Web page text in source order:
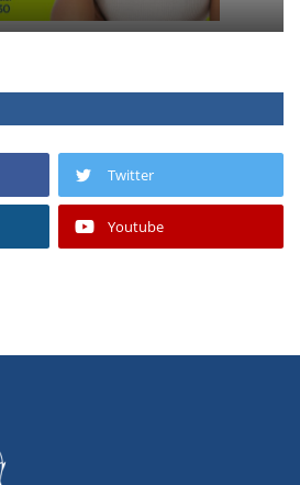
Twitter
Youtube